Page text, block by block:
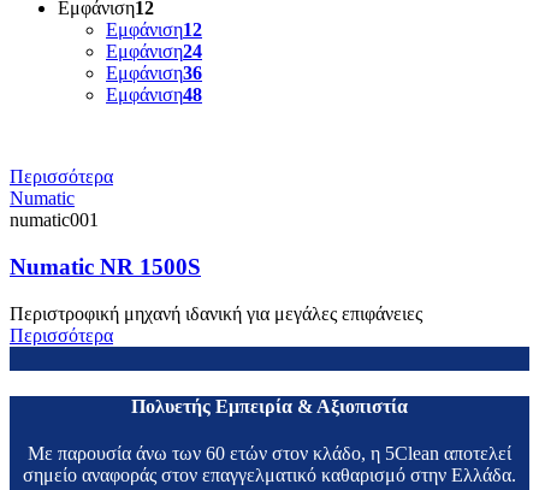
Εμφάνιση12
Εμφάνιση12
Εμφάνιση24
Εμφάνιση36
Εμφάνιση48
Περισσότερα
Numatic
numatic001
Numatic NR 1500S
Περιστροφική μηχανή ιδανική για μεγάλες επιφάνειες
Περισσότερα
Πολυετής Εμπειρία & Αξιοπιστία
Με παρουσία άνω των 60 ετών στον κλάδο, η 5Clean αποτελεί
σημείο αναφοράς στον επαγγελματικό καθαρισμό στην Ελλάδα.